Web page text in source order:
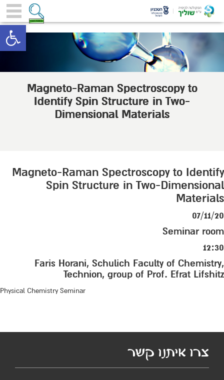
Magneto-Raman Spectroscopy to
Identify Spin Structure in Two-
Dimensional Materials
Magneto-Raman Spectroscopy to Identify
Spin Structure in Two-Dimensional
Materials
07/11/20
Seminar room
12:30
Faris Horani, Schulich Faculty of Chemistry,
Technion, group of Prof. Efrat Lifshitz
Physical Chemistry Seminar
צרו איתנו קשר